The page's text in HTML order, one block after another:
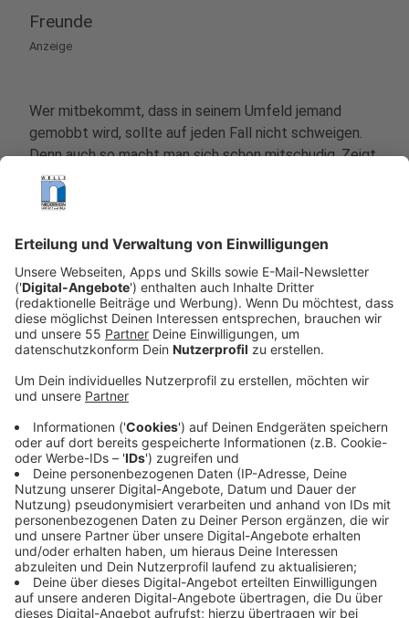
Freunde
Anzeige
Wer mitbekommt, dass in seinem Umfeld jemand
gemobbt wird, sollte auf jeden Fall nicht schweigen.
Denn auch so macht man sich schon mitschudig. Zeigt
den Betroffenen , dass sie nicht alleine sind und steht
Ihnen zur Seite. Nur gemeinsam könnt Ihr euch gegen
Rechtliche Konsequenzen
Anzeige
Cybermobbing ist kein eigener Straftatbestand -
anders sieht es aber bei den einzelnen Handlungen aus.
Beleidigung, Bedrohung ode üble Nachrede
beispielsweise können angezeigt werden und
rechtliche Konsequenzen haben. Betroffene müssen
selbst entscheiden, ob sie diesen Weg gehen wollen.
Anzeige